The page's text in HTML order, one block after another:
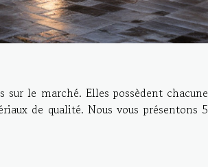
sur le marché. Elles possèdent chacune
de qualité. Nous vous présentons 5